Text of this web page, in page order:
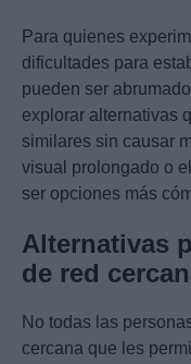
Para quienes
dificultades para
pueden ser
explorar alternativas
similares sin causar
visual prolongado o
ser opciones más
Alternativas
de red
No todas las
cercana que les